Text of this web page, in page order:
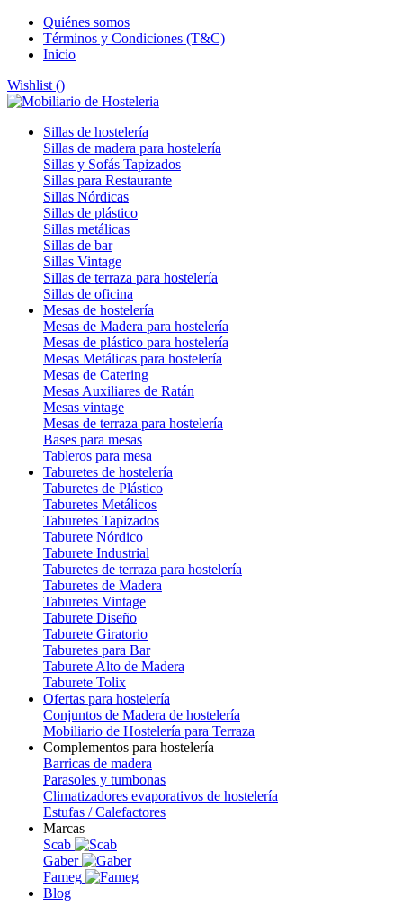
Quiénes somos
Términos y Condiciones (T&C)
Inicio
Wishlist ()
Sillas de hostelería
Sillas de madera para hostelería
Sillas y Sofás Tapizados
Sillas para Restaurante
Sillas Nórdicas
Sillas de plástico
Sillas metálicas
Sillas de bar
Sillas Vintage
Sillas de terraza para hostelería
Sillas de oficina
Mesas de hostelería
Mesas de Madera para hostelería
Mesas de plástico para hostelería
Mesas Metálicas para hostelería
Mesas de Catering
Mesas Auxiliares de Ratán
Mesas vintage
Mesas de terraza para hostelería
Bases para mesas
Tableros para mesa
Taburetes de hostelería
Taburetes de Plástico
Taburetes Metálicos
Taburetes Tapizados
Taburete Nórdico
Taburete Industrial
Taburetes de terraza para hostelería
Taburetes de Madera
Taburetes Vintage
Taburete Diseño
Taburete Giratorio
Taburetes para Bar
Taburete Alto de Madera
Taburete Tolix
Ofertas para hostelería
Conjuntos de Madera de hostelería
Mobiliario de Hostelería para Terraza
Complementos para hostelería
Barricas de madera
Parasoles y tumbonas
Climatizadores evaporativos de hostelería
Estufas / Calefactores
Marcas
Scab
Gaber
Fameg
Blog